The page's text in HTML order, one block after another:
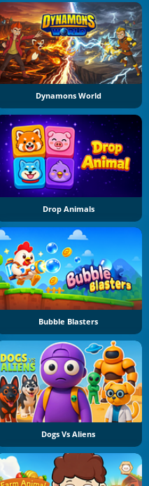
Dynamons World
Drop Animals
Bubble Blasters
Dogs Vs Aliens